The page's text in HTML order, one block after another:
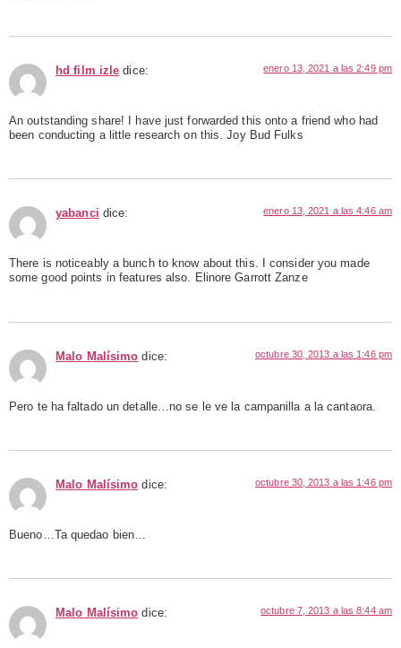
hd film izle dice: enero 13, 2021 a las 2:49 pm
An outstanding share! I have just forwarded this onto a friend who had
been conducting a little research on this. Joy Bud Fulks
yabanci dice: enero 13, 2021 a las 4:46 am
There is noticeably a bunch to know about this. I consider you made
some good points in features also. Elinore Garrott Zanze
Malo Malísimo dice: octubre 30, 2013 a las 1:46 pm
Pero te ha faltado un detalle…no se le ve la campanilla a la cantaora.
Malo Malísimo dice: octubre 30, 2013 a las 1:46 pm
Bueno…Ta quedao bien…
Malo Malísimo dice: octubre 7, 2013 a las 8:44 am